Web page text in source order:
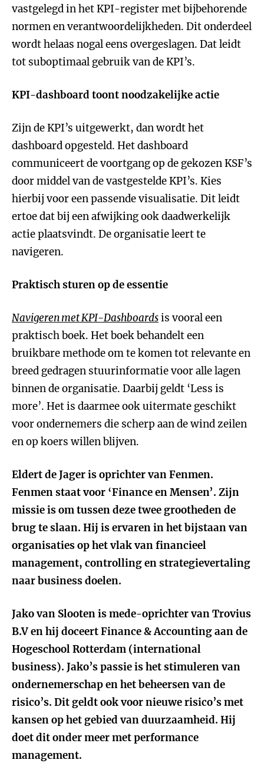
vastgelegd in het KPI-register met bijbehorende
normen en verantwoordelijkheden. Dit onderdeel
wordt helaas nogal eens overgeslagen. Dat leidt
tot suboptimaal gebruik van de KPI’s.
KPI-dashboard toont noodzakelijke actie
Zijn de KPI’s uitgewerkt, dan wordt het
dashboard opgesteld. Het dashboard
communiceert de voortgang op de gekozen KSF’s
door middel van de vastgestelde KPI’s. Kies
hierbij voor een passende visualisatie. Dit leidt
ertoe dat bij een afwijking ook daadwerkelijk
actie plaatsvindt. De organisatie leert te
navigeren.
Praktisch sturen op de essentie
Navigeren met KPI-Dashboardsis vooral een
praktisch boek. Het boek behandelt een
bruikbare methode om te komen tot relevante en
breed gedragen stuurinformatie voor alle lagen
binnen de organisatie. Daarbij geldt ‘Less is
more’. Het is daarmee ook uitermate geschikt
voor ondernemers die scherp aan de wind zeilen
en op koers willen blijven.
Eldert de Jager is oprichter van Fenmen.
Fenmen staat voor ‘Finance en Mensen’. Zijn
missie is om tussen deze twee grootheden de
brug te slaan. Hij is ervaren in het bijstaan van
organisaties op het vlak van financieel
management, controlling en strategievertaling
naar business doelen.
Jako van Slooten is mede-oprichter van Trovius
B.V en hij doceert Finance & Accounting aan de
Hogeschool Rotterdam (international
business). Jako’s passie is het stimuleren van
ondernemerschap en het beheersen van de
risico’s. Dit geldt ook voor nieuwe risico’s met
kansen op het gebied van duurzaamheid. Hij
doet dit onder meer met performance
management.